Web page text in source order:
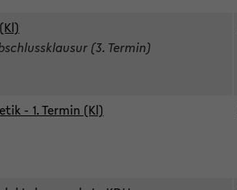
(3. Termin)
- 1. Termin (Kl)